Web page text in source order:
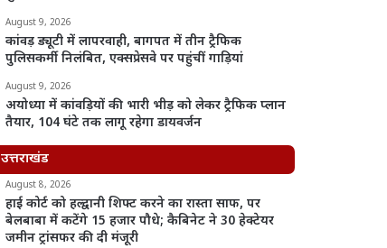
August 9, 2026
कांवड़ ड्यूटी में लापरवाही, बागपत में तीन ट्रैफिक
पुलिसकर्मी निलंबित, एक्सप्रेसवे पर पहुंचीं गाड़ियां
August 9, 2026
अयोध्या में कांवड़ियों की भारी भीड़ को लेकर ट्रैफिक प्लान
तैयार, 104 घंटे तक लागू रहेगा डायवर्जन
उत्तराखंड
August 8, 2026
हाई कोर्ट को हल्द्वानी शिफ्ट करने का रास्ता साफ, पर
बेलबाबा में कटेंगे 15 हजार पौधे; कैबिनेट ने 30 हेक्टेयर
जमीन ट्रांसफर की दी मंजूरी